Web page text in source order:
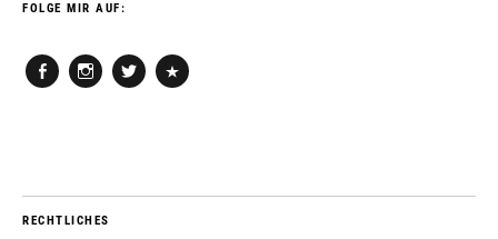
FOLGE MIR AUF:
RECHTLICHES